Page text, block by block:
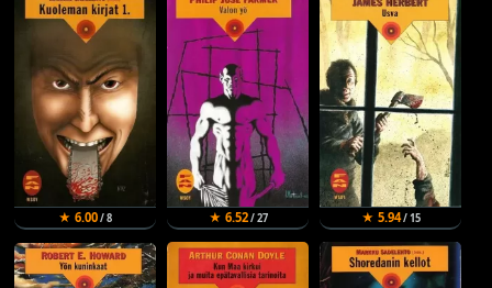
★ 6.00/ 8 ★ 6.52/ 27 ★ 5.94/ 15